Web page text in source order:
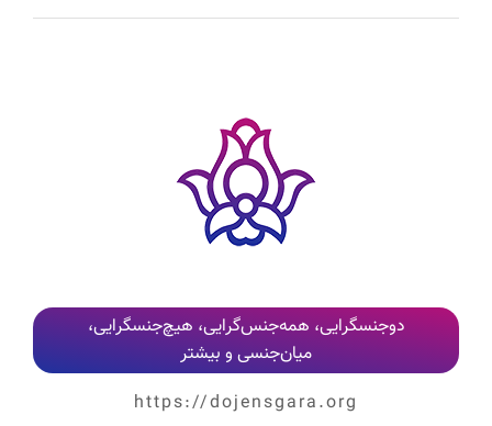
کلیه نظرات پس از بررسی و تایید مدیر وب‌سایت، به‌صورت عمومی منتشر می‌شوند
دوجنسگرایی، همه‌جنس‌گرایی، هیچ‌جنسگرایی،
میان‌جنسی و بیشتر
https://dojensgara.org